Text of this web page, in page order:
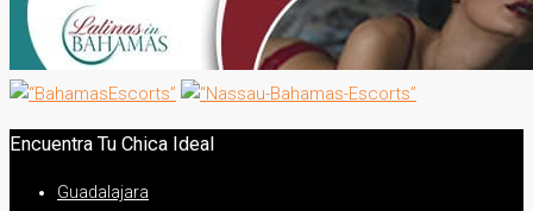
Encuentra Tu Chica Ideal
Guadalajara